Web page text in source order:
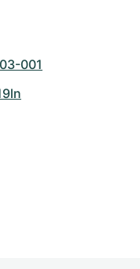
001